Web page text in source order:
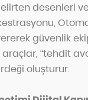
desenleri
güvenlik
“tehdit
oluşturur.